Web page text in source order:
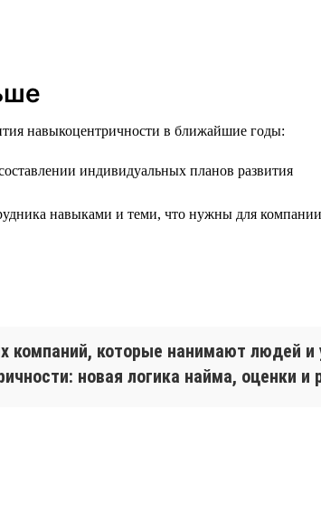
навыкоцентричности в ближайшие годы:
индивидуальных планов развития
навыками и теми, что нужны для компании
компаний, которые нанимают людей
новая логика найма, оценки и